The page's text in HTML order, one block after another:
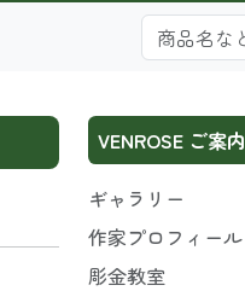
VENROSE ご案内
ギャラリー
作家プロフィール
彫金教室